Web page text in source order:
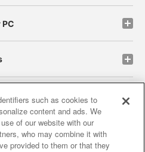
site policy privacy policy
and verification results
such as cookies to
content and ads. We
of our website with our
who may combine it with
provided to them or that they